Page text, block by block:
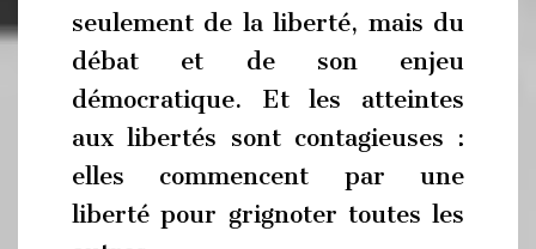
seulement de la liberté, mais du
débat et de son enjeu
démocratique. Et les atteintes
aux libertés sont contagieuses :
elles commencent par une
liberté pour grignoter toutes les